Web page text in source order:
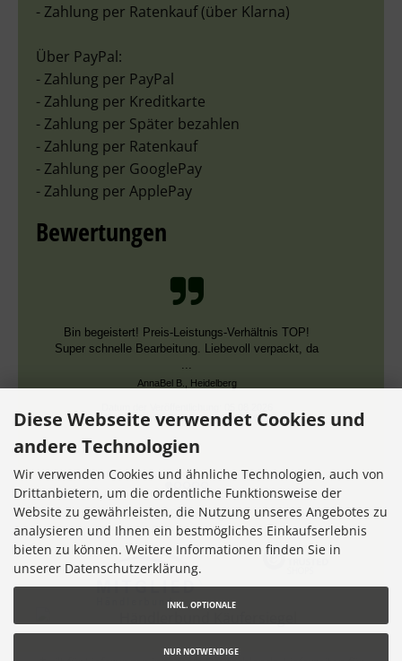
- Zahlung per Ratenkauf (über Klarna)
Über PayPal:
- Zahlung per PayPal
- Zahlung per Kreditkarte
- Zahlung per Später bezahlen
- Zahlung per Ratenkauf
- Zahlung per GooglePay
- Zahlung per ApplePay
Bewertungen
Bin begeistert! Preis-Leistungs-Verhältnis TOP!
Super schnelle Bearbeitung. Liebevoll verpackt, da
...
AnnaBel B., Heidelberg
Datum der Kauferfahrung: 16.07.2026
7,355 Bewertungen
Diese Webseite verwendet Cookies und
andere Technologien
Wir verwenden Cookies und ähnliche Technologien, auch von
Drittanbietern, um die ordentliche Funktionsweise der
Website zu gewährleisten, die Nutzung unseres Angebotes zu
analysieren und Ihnen ein bestmögliches Einkaufserlebnis
bieten zu können. Weitere Informationen finden Sie in
unserer Datenschutzerklärung.
INKL. OPTIONALE
NUR NOTWENDIGE